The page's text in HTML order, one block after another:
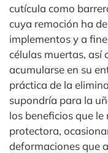
cutícula como
cuya remoción ha
implementos y a
células muertas, así
acumularse en su
práctica de la
supondría para la
los beneficios que
protectora,
deformaciones que